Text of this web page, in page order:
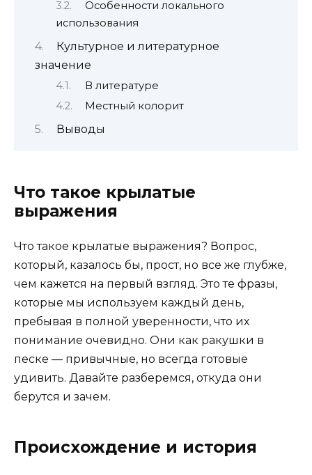
Особенности локального
использования
Культурное и литературное
значение
В литературе
Местный колорит
Выводы
Что такое крылатые
выражения
Что такое крылатые выражения? Вопрос,
который, казалось бы, прост, но все же глубже,
чем кажется на первый взгляд. Это те фразы,
которые мы используем каждый день,
пребывая в полной уверенности, что их
понимание очевидно. Они как ракушки в
песке — привычные, но всегда готовые
удивить. Давайте разберемся, откуда они
берутся и зачем.
Происхождение и история